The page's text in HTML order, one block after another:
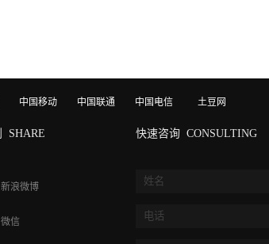
中国移动 中国联通 中国电信 土豆网
SHARE
新浪微博
微信
快速咨询 CONSULTING